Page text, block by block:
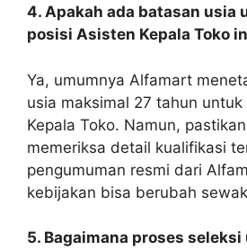
4. Apakah ada batasan usia
posisi Asisten Kepala Toko
Ya, umumnya Alfamart
usia maksimal 27 tahun
Kepala Toko. Namun,
memeriksa detail kualifikasi
pengumuman resmi dari
kebijakan bisa berubah
5. Bagaimana proses